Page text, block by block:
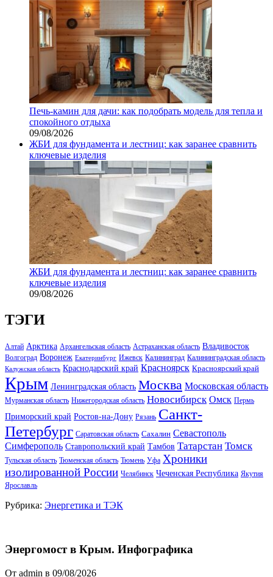
Печь-камин для дачи: как подобрать модель для тепла и
спокойного отдыха
09/08/2026
ЖБИ для фундамента и лестниц: как заранее сравнить
ключевые изделия
ЖБИ для фундамента и лестниц: как заранее сравнить
ключевые изделия
09/08/2026
ТЭГИ
Алтай Арктика Архангельская область Астраханская область Владивосток
Волгоград Воронеж Екатеринбург Ижевск Калининград Калининградская область
Калужская область Краснодарский край Красноярск Красноярский край
Крым Ленинградская область Москва Московская область
Мурманская область Нижегородская область Новосибирск Омск Пермь
Приморский край Ростов-на-Дону Рязань Санкт-
Петербург Саратовская область Сахалин Севастополь
Симферополь Ставропольский край Тамбов Татарстан Томск
Тульская область Тюменская область Тюмень Уфа Хроники
изолированной России Челябинск Чеченская Республика Якутия
Ярославль
Рубрика: Энергетика и ТЭК
Энергомост в Крым. Инфографика
От admin в 09/08/2026